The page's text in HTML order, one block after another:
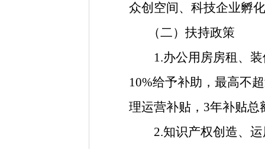
众创空间、科技企业孵
（二）扶持政策
1.办公用房房租、装
10%给予补助， 最高不
理运营补贴，3年补贴总
2.知识产权创造、运